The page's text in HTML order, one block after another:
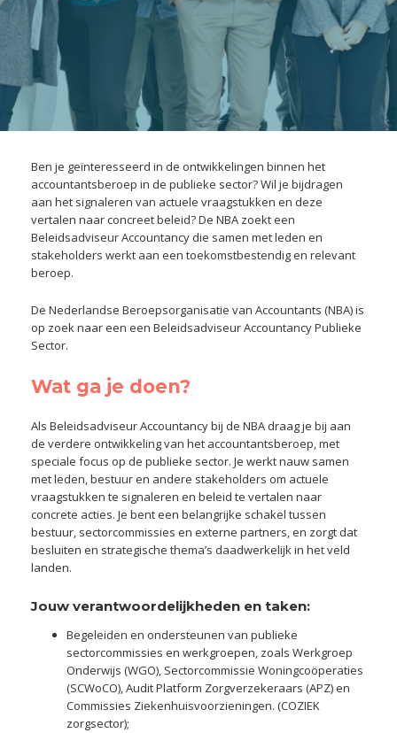
Ben je geïnteresseerd in de ontwikkelingen binnen het
accountantsberoep in de publieke sector? Wil je bijdragen
aan het signaleren van actuele vraagstukken en deze
vertalen naar concreet beleid? De NBA zoekt een
Beleidsadviseur Accountancy die samen met leden en
stakeholders werkt aan een toekomstbestendig en relevant
beroep.
De Nederlandse Beroepsorganisatie van Accountants (NBA) is
op zoek naar een een Beleidsadviseur Accountancy Publieke
Sector.
Wat ga je doen?
Als Beleidsadviseur Accountancy bij de NBA draag je bij aan
de verdere ontwikkeling van het accountantsberoep, met
speciale focus op de publieke sector. Je werkt nauw samen
met leden, bestuur en andere stakeholders om actuele
vraagstukken te signaleren en beleid te vertalen naar
concrete acties. Je bent een belangrijke schakel tussen
bestuur, sectorcommissies en externe partners, en zorgt dat
besluiten en strategische thema’s daadwerkelijk in het veld
landen.
Jouw verantwoordelijkheden en taken:
Begeleiden en ondersteunen van publieke
sectorcommissies en werkgroepen, zoals Werkgroep
Onderwijs (WGO), Sectorcommissie Woningcoöperaties
(SCWoCO), Audit Platform Zorgverzekeraars (APZ) en
Commissies Ziekenhuisvoorzieningen. (COZIEK
zorgsector);